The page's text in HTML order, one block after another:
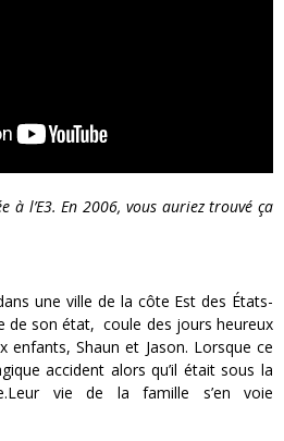
à l’E3. En 2006, vous auriez trouvé ça
une ville de la côte Est des États-
de son état, coule des jours heureux
enfants, Shaun et Jason. Lorsque ce
accident alors qu’il était sous la
vie de la famille s’en voie